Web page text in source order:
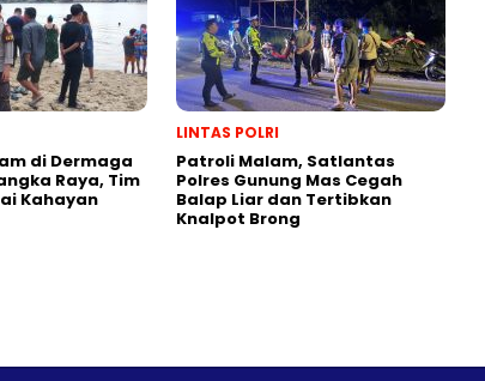
di Dermaga
Raya, Tim
Kahayan
LINTAS POLRI
Patroli Malam, Satlantas
Polres Gunung Mas Cegah
Balap Liar dan Tertibkan
Knalpot Brong